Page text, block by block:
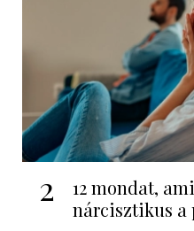
2
12 mondat,
nárcisztikus a